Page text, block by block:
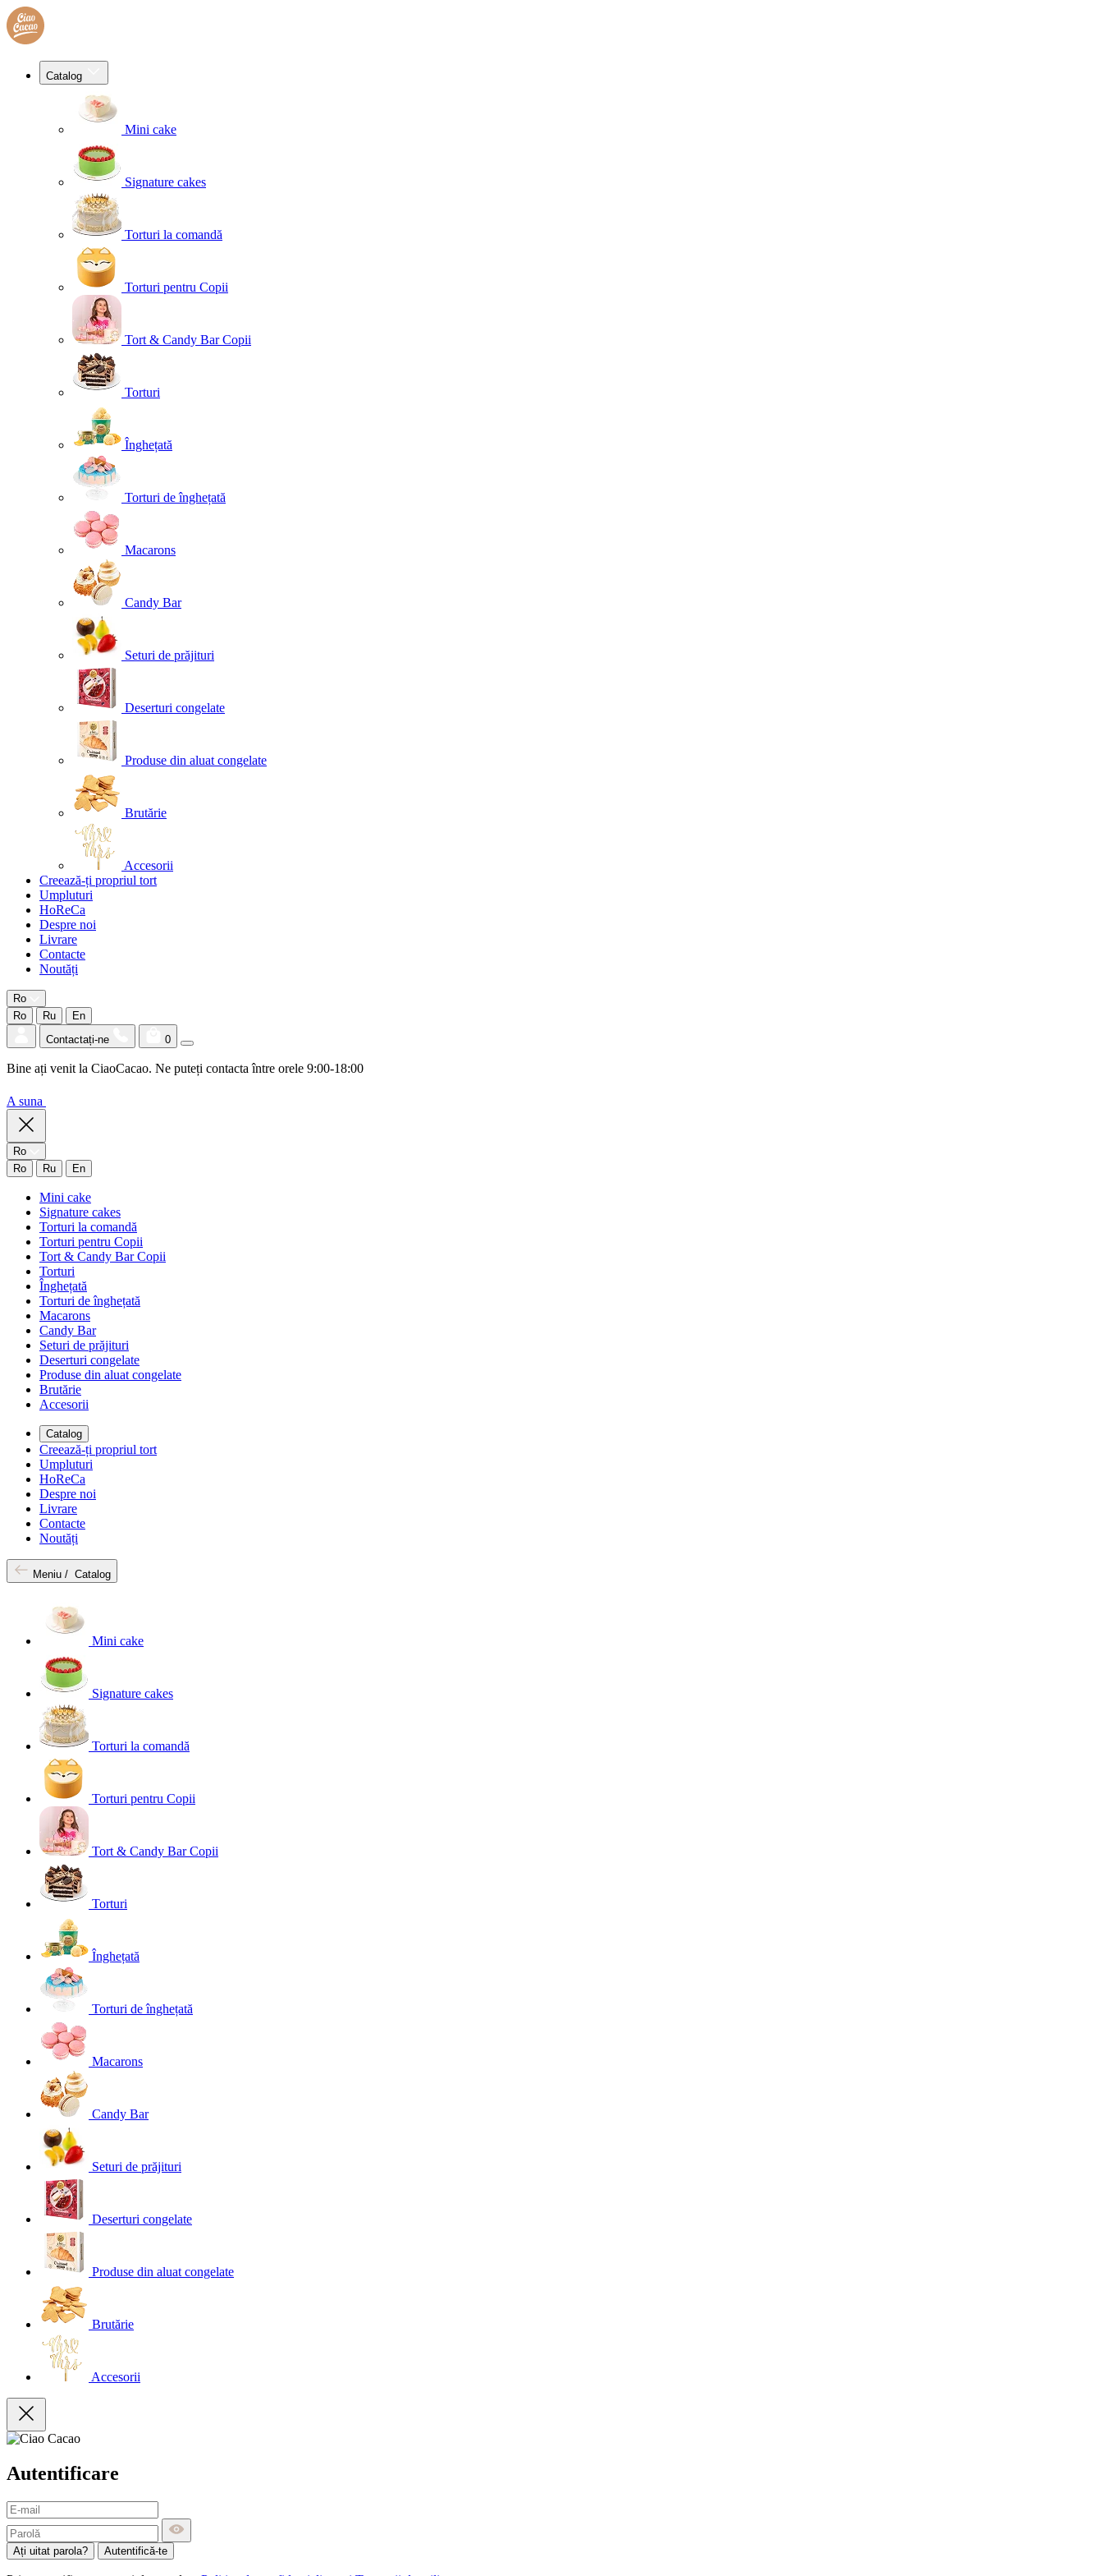
Catalog
Mini cake
Signature cakes
Torturi la comandă
Torturi pentru Copii
Tort & Candy Bar Copii
Torturi
Înghețată
Torturi de înghețată
Macarons
Candy Bar
Seturi de prăjituri
Deserturi congelate
Produse din aluat congelate
Brutărie
Accesorii
Creează-ți propriul tort
Umpluturi
HoReCa
Despre noi
Livrare
Contacte
Noutăți
Ro
Ro
Ru
En
Contactați-ne
0
Bine ați venit la CiaoCacao. Ne puteți contacta între orele 9:00-18:00
A suna
Ro
Ro
Ru En
Mini cake
Signature cakes
Torturi la comandă
Torturi pentru Copii
Tort & Candy Bar Copii
Torturi
Înghețată
Torturi de înghețată
Macarons
Candy Bar
Seturi de prăjituri
Deserturi congelate
Produse din aluat congelate
Brutărie
Accesorii
Catalog
Creează-ți propriul tort
Umpluturi
HoReCa
Despre noi
Livrare
Contacte
Noutăți
Meniu / Catalog
Mini cake
Signature cakes
Torturi la comandă
Torturi pentru Copii
Tort & Candy Bar Copii
Torturi
Înghețată
Torturi de înghețată
Macarons
Candy Bar
Seturi de prăjituri
Deserturi congelate
Produse din aluat congelate
Brutărie
Accesorii
Autentificare
Ați uitat parola? Autentifică-te